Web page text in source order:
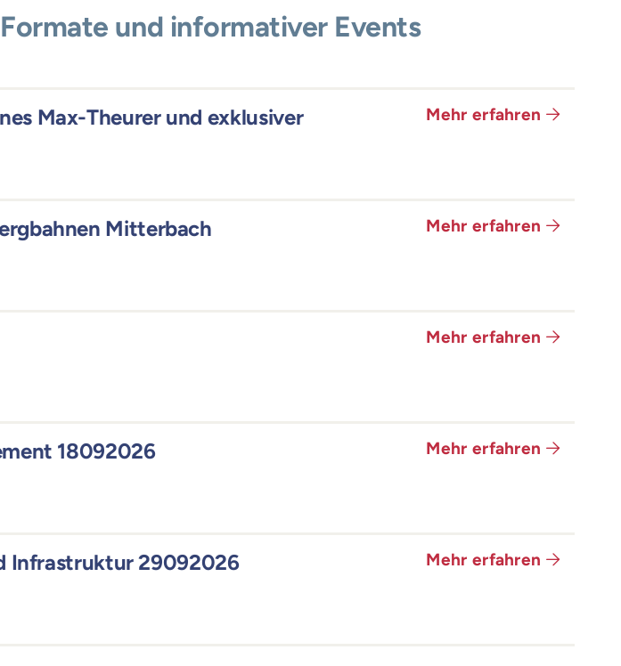
und informativer Events
Max-Theurer und exklusiver
Mehr erfahren
Mitterbach Mehr erfahren
Mehr erfahren
18092026 Mehr erfahren
Infrastruktur 29092026 Mehr erfahren